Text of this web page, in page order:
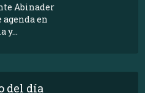
Abinader
agenda en
y...
del día